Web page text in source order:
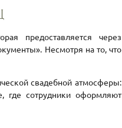
предоставляется через
Несмотря на то, что
свадебной атмосферы:
где сотрудники оформляют